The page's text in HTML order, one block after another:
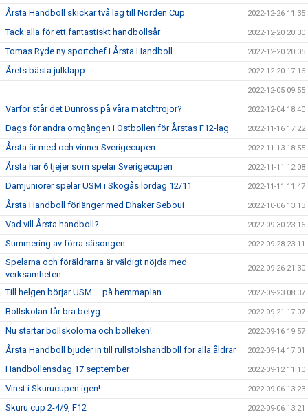
Årsta Handboll skickar två lag till Norden Cup 2022-12-26 11:35
Tack alla för ett fantastiskt handbollsår 2022-12-20 20:30
Tomas Ryde ny sportchef i Årsta Handboll 2022-12-20 20:05
Årets bästa julklapp 2022-12-20 17:16
2022-12-05 09:55
Varför står det Dunross på våra matchtröjor? 2022-12-04 18:40
Dags för andra omgången i Östbollen för Årstas F12-lag 2022-11-16 17:22
Årsta är med och vinner Sverigecupen 2022-11-13 18:55
Årsta har 6 tjejer som spelar Sverigecupen 2022-11-11 12:08
Damjuniorer spelar USM i Skogås lördag 12/11 2022-11-11 11:47
Årsta Handboll förlänger med Dhaker Seboui 2022-10-06 13:13
Vad vill Årsta handboll? 2022-09-30 23:16
Summering av förra säsongen 2022-09-28 23:11
Spelarna och föräldrarna är väldigt nöjda med
verksamheten
2022-09-26 21:30
Till helgen börjar USM – på hemmaplan 2022-09-23 08:37
Bollskolan får bra betyg 2022-09-21 17:07
Nu startar bollskolorna och bolleken! 2022-09-16 19:57
Årsta Handboll bjuder in till rullstolshandboll för alla åldrar 2022-09-14 17:01
Handbollensdag 17 september 2022-09-12 11:10
Vinst i Skurucupen igen! 2022-09-06 13:23
Skuru cup 2-4/9, F12 2022-09-06 13:21